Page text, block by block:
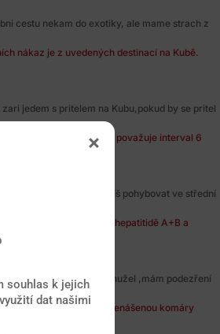
cestu nekam do exotiky, ale mame strach z
nákaz je z uvedených destinací na Kubě.
jedem s pritelem na Kubu,pokud by se pritel
se za bezpečný odstup považuje interval 6
Srí Lanku. Budu se nejspíš pohybovat ve střední
očkování proti virové hepatitidě A+B a
Zakyntos,bohužel ,mám podezření
riziko nákazy infekcí přenášenou komáry
souhlas k jejich
dat našimi